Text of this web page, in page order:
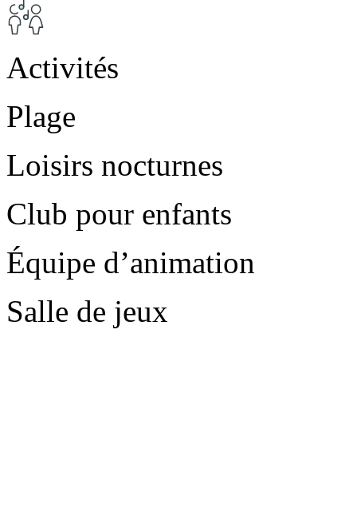
Activités
Plage
Loisirs nocturnes
Club pour enfants
Équipe d’animation
Salle de jeux